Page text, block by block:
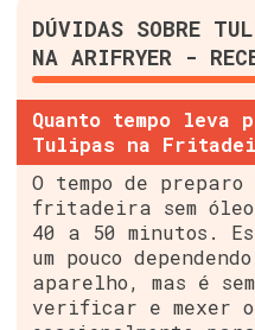
DÚVIDAS SOBRE
NA ARIFRYER -
Quanto tempo leva
Tulipas na
O tempo de
fritadeira sem óleo
40 a 50 minutos.
um pouco
aparelho, mas é
verificar e mexer